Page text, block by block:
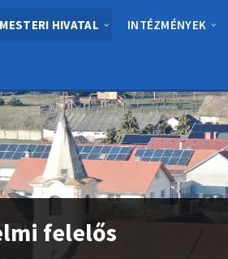
HIVATAL INTÉZMÉNYEK
felelős